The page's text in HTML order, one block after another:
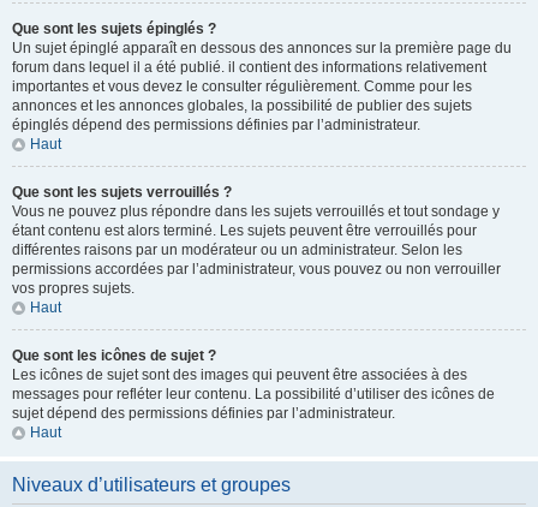
Que sont les sujets épinglés ?
Un sujet épinglé apparaît en dessous des annonces sur la première page du
forum dans lequel il a été publié. il contient des informations relativement
importantes et vous devez le consulter régulièrement. Comme pour les
annonces et les annonces globales, la possibilité de publier des sujets
épinglés dépend des permissions définies par l’administrateur.
Haut
Que sont les sujets verrouillés ?
Vous ne pouvez plus répondre dans les sujets verrouillés et tout sondage y
étant contenu est alors terminé. Les sujets peuvent être verrouillés pour
différentes raisons par un modérateur ou un administrateur. Selon les
permissions accordées par l’administrateur, vous pouvez ou non verrouiller
vos propres sujets.
Haut
Que sont les icônes de sujet ?
Les icônes de sujet sont des images qui peuvent être associées à des
messages pour refléter leur contenu. La possibilité d’utiliser des icônes de
sujet dépend des permissions définies par l’administrateur.
Haut
Niveaux d’utilisateurs et groupes